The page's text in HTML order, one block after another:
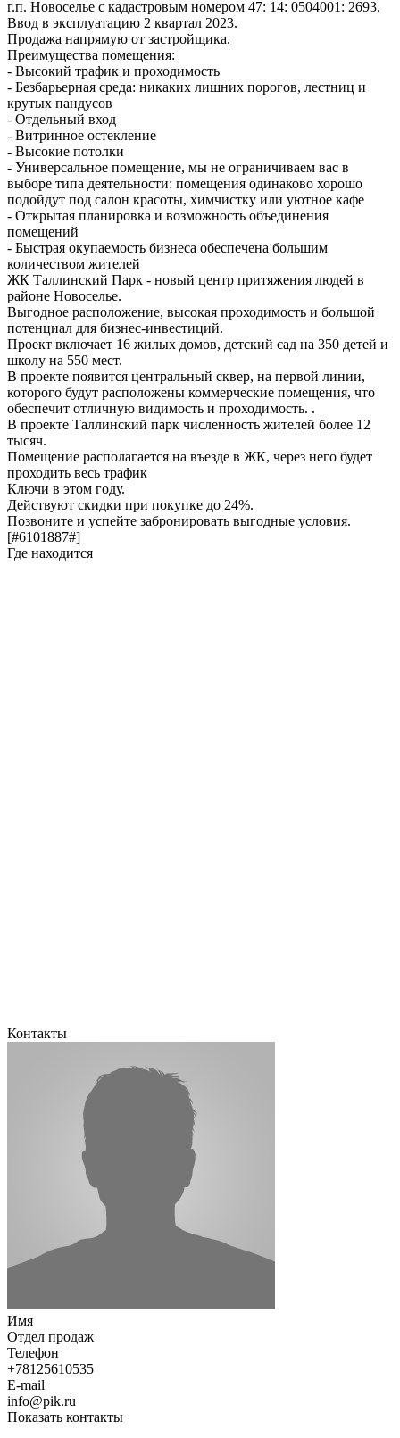
г.п. Новоселье с кадастровым номером 47: 14: 0504001: 2693.
Ввод в эксплуатацию 2 квартал 2023.
Продажа напрямую от застройщика.
Преимущества помещения:
- Высокий трафик и проходимость
- Безбарьерная среда: никаких лишних порогов, лестниц и
крутых пандусов
- Отдельный вход
- Витринное остекление
- Высокие потолки
- Универсальное помещение, мы не ограничиваем вас в
выборе типа деятельности: помещения одинаково хорошо
подойдут под салон красоты, химчистку или уютное кафе
- Открытая планировка и возможность объединения
помещений
- Быстрая окупаемость бизнеса обеспечена большим
количеством жителей
ЖК Таллинский Парк - новый центр притяжения людей в
районе Новоселье.
Выгодное расположение, высокая проходимость и большой
потенциал для бизнес-инвестиций.
Проект включает 16 жилых домов, детский сад на 350 детей и
школу на 550 мест.
В проекте появится центральный сквер, на первой линии,
которого будут расположены коммерческие помещения, что
обеспечит отличную видимость и проходимость. .
В проекте Таллинский парк численность жителей более 12
тысяч.
Помещение располагается на въезде в ЖК, через него будет
проходить весь трафик
Ключи в этом году.
Действуют скидки при покупке до 24%.
Позвоните и успейте забронировать выгодные условия.
[#6101887#]
Где находится
Контакты
Имя
Отдел продаж
Телефон
+78125610535
E-mail
info@pik.ru
Показать контакты